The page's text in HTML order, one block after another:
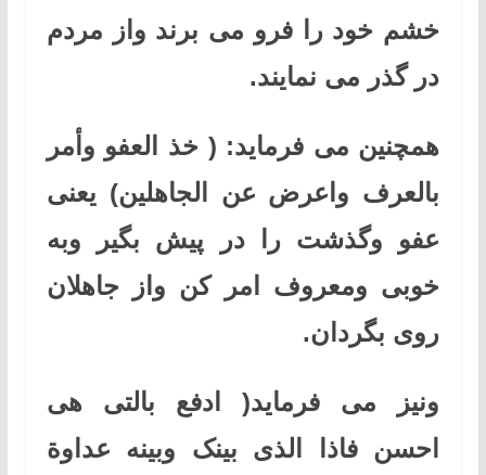
خشم خود را فرو می برند واز مردم
در گذر می نمایند.
همچنین می فرماید: ( خذ العفو وأمر
بالعرف واعرض عن الجاهلین) یعنی
عفو وگذشت را در پیش بگیر وبه
خوبی ومعروف امر کن واز جاهلان
روی بگردان.
ونیز می فرماید( ادفع بالتی هی
احسن فاذا الذی بینک وبینه عداوة